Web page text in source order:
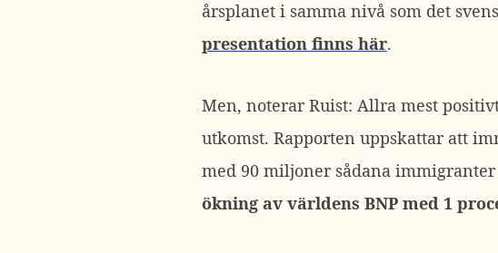
årsplanet i samma nivå som det
presentation finns här.
Men, noterar Ruist: Allra mest
utkomst. Rapporten uppskattar att
med 90 miljoner sådana
ökning av världens BNP med 1